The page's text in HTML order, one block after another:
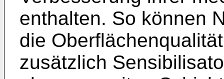
enthalten. So können
die
zusätzlich